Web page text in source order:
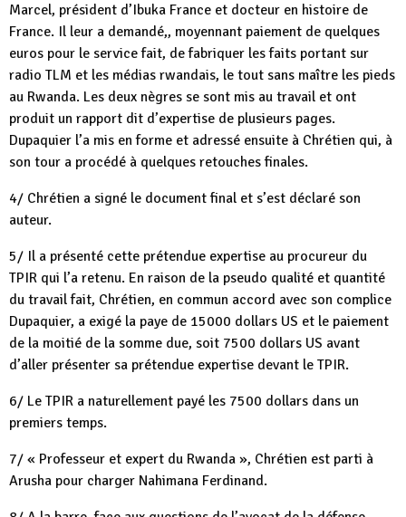
Marcel, président d’Ibuka France et docteur en histoire de
France. Il leur a demandé,, moyennant paiement de quelques
euros pour le service fait, de fabriquer les faits portant sur
radio TLM et les médias rwandais, le tout sans maître les pieds
au Rwanda. Les deux nègres se sont mis au travail et ont
produit un rapport dit d’expertise de plusieurs pages.
Dupaquier l’a mis en forme et adressé ensuite à Chrétien qui, à
son tour a procédé à quelques retouches finales.
4/ Chrétien a signé le document final et s’est déclaré son
auteur.
5/ Il a présenté cette prétendue expertise au procureur du
TPIR qui l’a retenu. En raison de la pseudo qualité et quantité
du travail fait, Chrétien, en commun accord avec son complice
Dupaquier, a exigé la paye de 15000 dollars US et le paiement
de la moitié de la somme due, soit 7500 dollars US avant
d’aller présenter sa prétendue expertise devant le TPIR.
6/ Le TPIR a naturellement payé les 7500 dollars dans un
premiers temps.
7/ « Professeur et expert du Rwanda », Chrétien est parti à
Arusha pour charger Nahimana Ferdinand.